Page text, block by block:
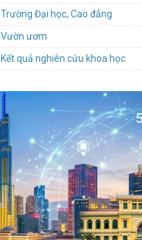
Trường Đại học, Cao đẳng
Vườn ươm
Kết quả nghiên cứu khoa học